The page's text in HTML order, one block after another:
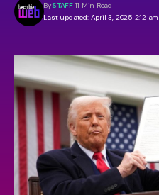
Last updated: April 3, 2025 2:12 am
BySTAFF 11 Min Read